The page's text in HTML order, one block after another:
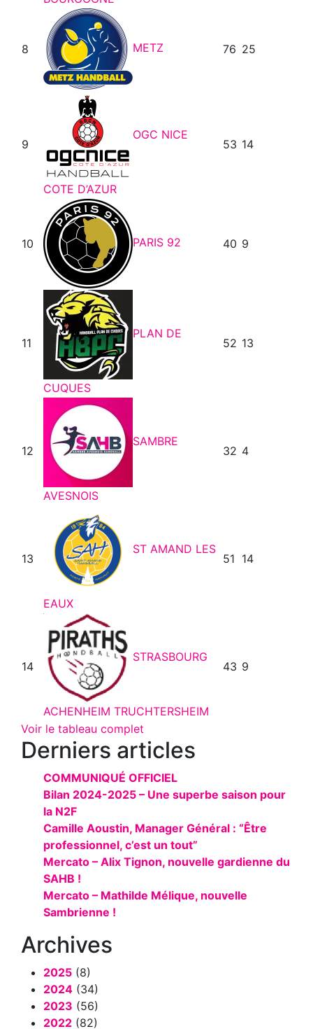
8 METZ 76 25
9
OGC NICE
COTE D’AZUR
53 14
10 PARIS 92 40 9
11
PLAN DE
CUQUES
52 13
12
SAMBRE
AVESNOIS
32 4
13
ST AMAND LES
EAUX
51 14
14
STRASBOURG
ACHENHEIM TRUCHTERSHEIM
43 9
Voir le tableau complet
Derniers articles
COMMUNIQUÉ OFFICIEL
Bilan 2024-2025 – Une superbe saison pour
la N2F
Camille Aoustin, Manager Général : “Être
professionnel, c’est un tout”
Mercato – Alix Tignon, nouvelle gardienne du
SAHB !
Mercato – Mathilde Mélique, nouvelle
Sambrienne !
Archives
2025 (8)
2024 (34)
2023 (56)
2022 (82)